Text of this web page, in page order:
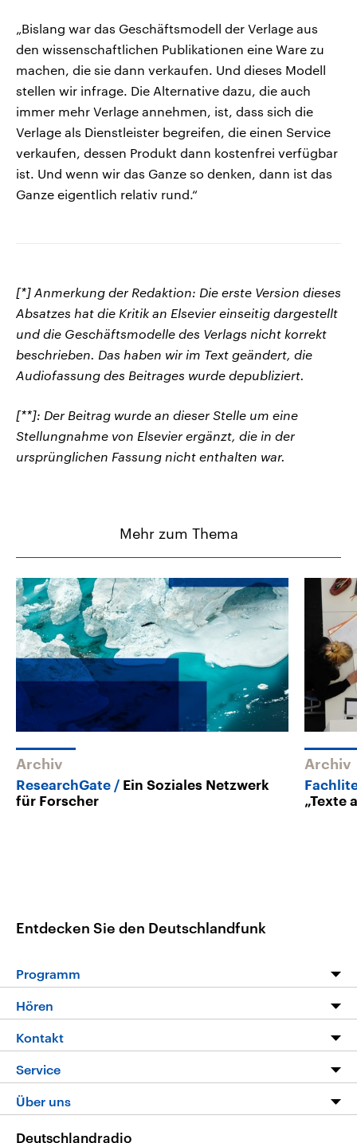
„Bislang war das Geschäftsmodell der Verlage aus
den wissenschaftlichen Publikationen eine Ware zu
machen, die sie dann verkaufen. Und dieses Modell
stellen wir infrage. Die Alternative dazu, die auch
immer mehr Verlage annehmen, ist, dass sich die
Verlage als Dienstleister begreifen, die einen Service
verkaufen, dessen Produkt dann kostenfrei verfügbar
ist. Und wenn wir das Ganze so denken, dann ist das
Ganze eigentlich relativ rund.“
[*] Anmerkung der Redaktion: Die erste Version dieses
Absatzes hat die Kritik an Elsevier einseitig dargestellt
und die Geschäftsmodelle des Verlags nicht korrekt
beschrieben. Das haben wir im Text geändert, die
Audiofassung des Beitrages wurde depubliziert.
[**]: Der Beitrag wurde an dieser Stelle um eine
Stellungnahme von Elsevier ergänzt, die in der
ursprünglichen Fassung nicht enthalten war.
Mehr zum Thema
Archiv
ResearchGate
Ein Soziales Netzwerk
für Forscher
Archiv
„Texte
Entdecken Sie den Deutschlandfunk
Programm
Programm
Die Nachrichten
Nachrichtenleicht
Neue Beiträge auf dlf.de
Hören
Livestream
Podcasts
Deutschlandfunk App
Nachrichten App
Kontakt
Hörerservice
Service
FAQ
Über uns
Deutschlandradio